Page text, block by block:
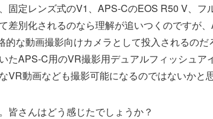
固定レンズ式のV1、APS-CのEOS R50 V、フ
差別化されるのなら理解が追いつくのですが
な動画撮影向けカメラとして投入されるのだ
たAPS-C用のVR撮影用デュアルフィッシュア
VR動画なども撮影可能になるのではないかと思
皆さんはどう感じたでしょうか？